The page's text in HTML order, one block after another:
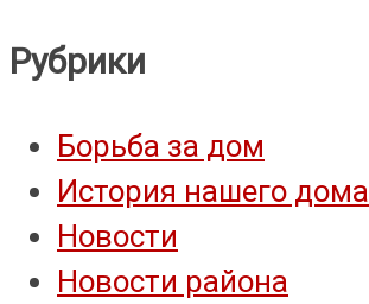
Рубрики
Борьба за дом
История нашего дома
Новости
Новости района